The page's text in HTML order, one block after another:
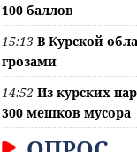
100 баллов
15:13 В Курской
грозами
14:52 Из курских
300 мешков мусора